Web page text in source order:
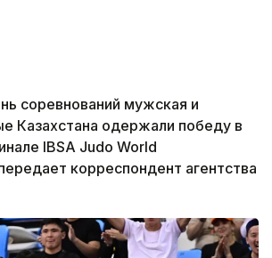
соревнований мужская и
Казахстана одержали победу в
IBSA Judo World
корреспондент агентства